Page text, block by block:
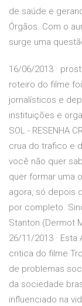
de saúde e
Órgãos. Com o
surge uma
16/06/2013 ·
roteiro do filme
jornalísticos e
instituições e
SOL - RESENHA
crua do trafico e
você não quer
quer formar uma
agora, só depois
por completo.
Stanton (Dermot
26/11/2013 ·
critica do filme
de problemas
da sociedade
influenciado na